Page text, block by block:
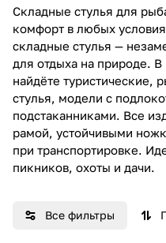
Складные стулья для
комфорт в любых
складные стулья —
для отдыха на природе. В
найдёте туристические,
стулья, модели с
подстаканниками. Все
рамой, устойчивыми
при транспортировке.
пикников, охоты и дачи.
Все фильтры